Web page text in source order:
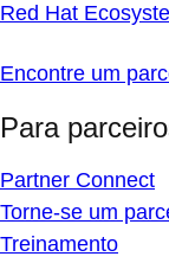
Red Hat
Encontre um
Para
Partner Connect
Torne-se um
Treinamento